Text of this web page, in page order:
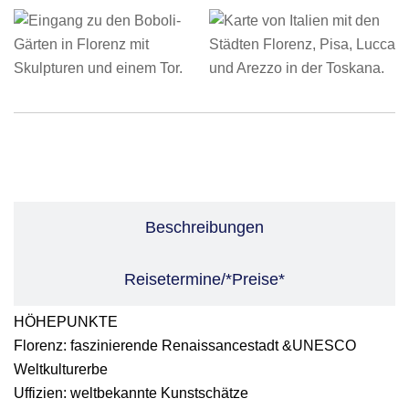
Beschreibungen
Reisetermine/*Preise*
HÖHEPUNKTE
Florenz: faszinierende Renaissancestadt &UNESCO
Weltkulturerbe
Uffizien: weltbekannte Kunstschätze